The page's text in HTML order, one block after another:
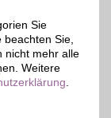
man mit
für
Co.
bietet
Sie
Sie,
nicht mehr alle
Weitere